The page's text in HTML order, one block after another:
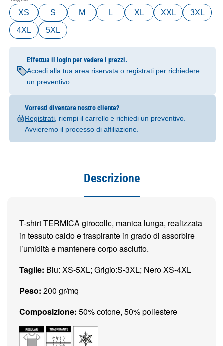
XS S M L XL XXL 3XL
4XL 5XL
Effettua il login per vedere i prezzi.
Accedialla tua area riservata o registrati per richiedere
un preventivo.
Vorresti diventare nostro cliente?
Registrati, riempi il carrello e richiedi un preventivo.
Avvieremo il processo di affiliazione.
Descrizione
T-shirt TERMICA girocollo, manica lunga, realizzata
in tessuto caldo e traspirante in grado di assorbire
l’umidità e mantenere corpo asciutto.
Taglie: Blu: XS-5XL; Grigio:S-3XL; Nero XS-4XL
Peso: 200 gr/mq
Composizione: 50% cotone, 50% poliestere